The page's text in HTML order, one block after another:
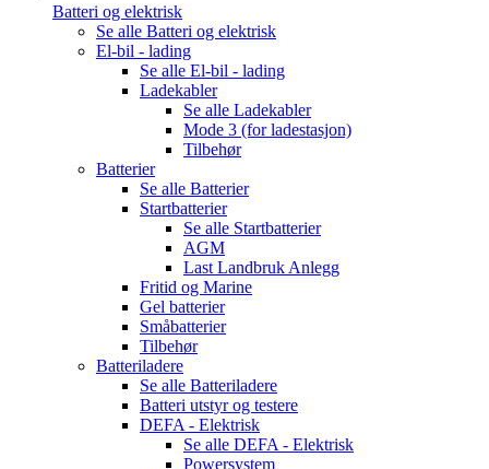
Batteri og elektrisk
Se alle Batteri og elektrisk
El-bil - lading
Se alle El-bil - lading
Ladekabler
Se alle Ladekabler
Mode 3 (for ladestasjon)
Tilbehør
Batterier
Se alle Batterier
Startbatterier
Se alle Startbatterier
AGM
Last Landbruk Anlegg
Fritid og Marine
Gel batterier
Småbatterier
Tilbehør
Batteriladere
Se alle Batteriladere
Batteri utstyr og testere
DEFA - Elektrisk
Se alle DEFA - Elektrisk
Powersystem